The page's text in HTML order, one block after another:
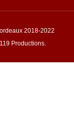
2018-2022
Productions.